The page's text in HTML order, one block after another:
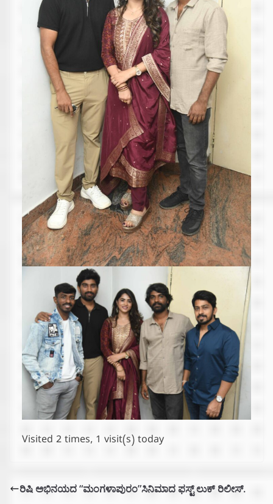
Visited 2 times, 1 visit(s) today
ರಿಷಿ ಅಭಿನಯದ “ಮಂಗಳಾಪುರಂ”ಸಿನಿಮಾದ ಫಸ್ಟ್ ಲುಕ್ ರಿಲೀಸ್.